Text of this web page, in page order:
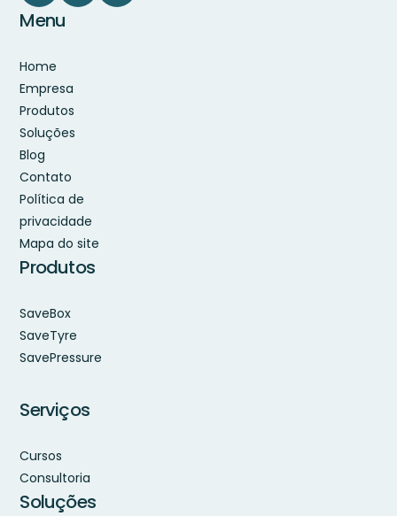
Menu
Home
Empresa
Produtos
Soluções
Blog
Contato
Política de
privacidade
Mapa do site
Produtos
SaveBox
SaveTyre
SavePressure
Serviços
Cursos
Consultoria
Soluções